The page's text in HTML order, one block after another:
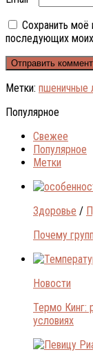
Сохранить моё
последующих
Метки: пшеничные
Популярное
Свежее
Популярное
Метки
Здоровье /
Почему
Новости
Термо Кинг:
условиях